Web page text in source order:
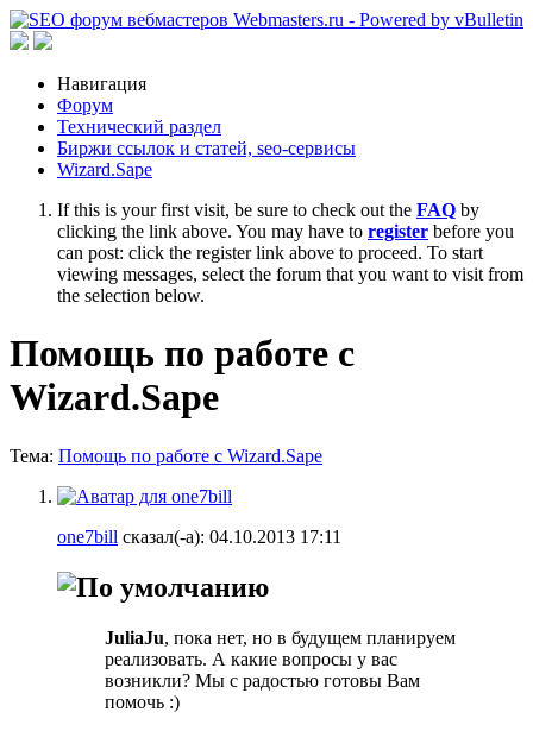
Навигация
Форум
Технический раздел
Биржи ссылок и статей, seo-сервисы
Wizard.Sape
If this is your first visit, be sure to check out the FAQ by
clicking the link above. You may have to register before you
can post: click the register link above to proceed. To start
viewing messages, select the forum that you want to visit from
the selection below.
Помощь по работе с
Wizard.Sape
Тема: Помощь по работе с Wizard.Sape
one7bill сказал(-а): 04.10.2013 17:11
JuliaJu, пока нет, но в будущем планируем
реализовать. А какие вопросы у вас
возникли? Мы с радостью готовы Вам
помочь :)